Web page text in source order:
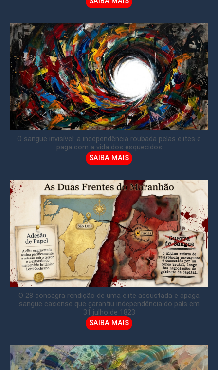
O sangue invisível: a independência roubada pelas elites e
paga com a vida dos esquecidos
SAIBA MAIS
O 28 consagra rendição de uma elite assustada e apaga
sangue caxiense que garantiu independência do país em
31 julho de 1823
SAIBA MAIS